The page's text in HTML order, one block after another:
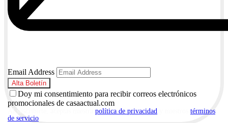
Email Address
Doy mi consentimiento para recibir correos electrónicos
promocionales de casaactual.com
política de privacidad
términos
de servicio